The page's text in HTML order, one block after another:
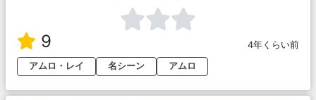
9
4年くらい前
アムロ・レイ
名シーン アムロ